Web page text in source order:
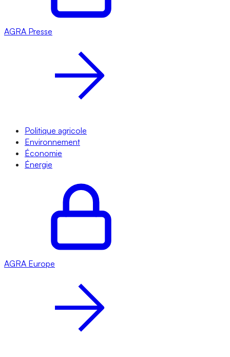
AGRA Presse
Politique agricole
Environnement
Économie
Énergie
AGRA Europe